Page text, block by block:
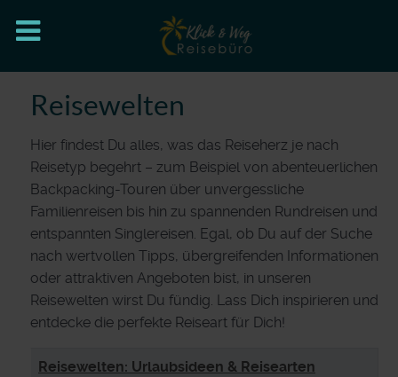
Reisewelten
Hier findest Du alles, was das Reiseherz je nach
Reisetyp begehrt – zum Beispiel von abenteuerlichen
Backpacking-Touren über unvergessliche
Familienreisen bis hin zu spannenden Rundreisen und
entspannten Singlereisen. Egal, ob Du auf der Suche
nach wertvollen Tipps, übergreifenden Informationen
oder attraktiven Angeboten bist, in unseren
Reisewelten wirst Du fündig. Lass Dich inspirieren und
entdecke die perfekte Reiseart für Dich!
Beiträge
Titel
Reisewelten: Urlaubsideen & Reisearten